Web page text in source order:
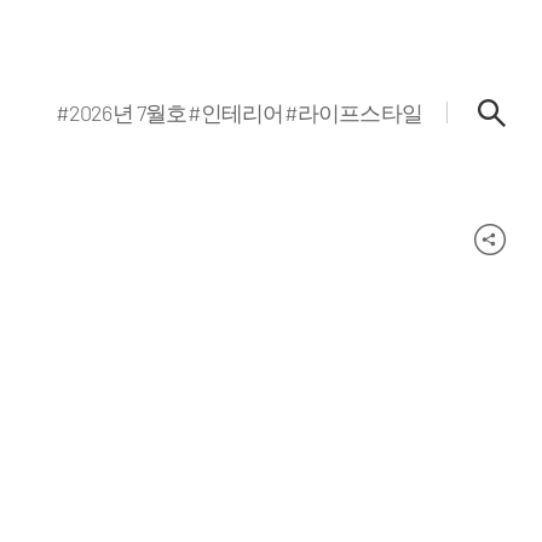
#2026년 7월호#인테리어#라이프스타일